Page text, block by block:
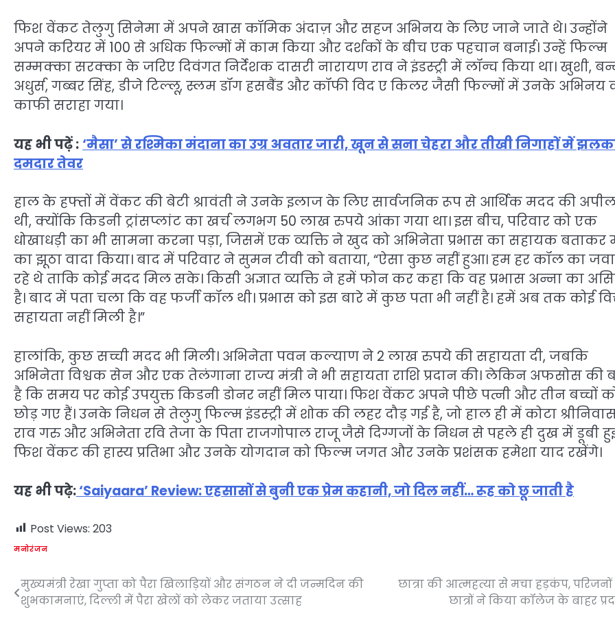
फिश वेंकट तेलुगु सिनेमा में अपने खास कॉमिक अंदाज़ और सहज अभिनय के लिए जाने जाते थे। उन्होंने
अपने करियर में 100 से अधिक फिल्मों में काम किया और दर्शकों के बीच एक पहचान बनाई। उन्हें फिल्म
सम्मक्का सरक्का के जरिए दिवंगत निर्देशक दासरी नारायण राव ने इंडस्ट्री में लॉन्च किया था। खुशी,
अधुर्स, गब्बर सिंह, डीजे टिल्लू, स्लम डॉग हसबैंड और कॉफी विद ए किलर जैसी फिल्मों में उनके अभिनय
काफी सराहा गया।
यह भी पढ़ें : ‘मैसा’ से रश्मिका मंदाना का उग्र अवतार जारी, खून से सना चेहरा और तीखी निगाहों में
दमदार तेवर
हाल के हफ्तों में वेंकट की बेटी श्रावंती ने उनके इलाज के लिए सार्वजनिक रूप से आर्थिक मदद की
थी, क्योंकि किडनी ट्रांसप्लांट का खर्च लगभग 50 लाख रुपये आंका गया था। इस बीच, परिवार को एक
धोखाधड़ी का भी सामना करना पड़ा, जिसमें एक व्यक्ति ने खुद को अभिनेता प्रभास का सहायक बताकर
का झूठा वादा किया। बाद में परिवार ने सुमन टीवी को बताया, “ऐसा कुछ नहीं हुआ। हम हर कॉल का
रहे थे ताकि कोई मदद मिल सके। किसी अज्ञात व्यक्ति ने हमें फोन कर कहा कि वह प्रभास अन्ना का
है। बाद में पता चला कि वह फर्जी कॉल थी। प्रभास को इस बारे में कुछ पता भी नहीं है। हमें अब तक कोई
सहायता नहीं मिली है।”
हालांकि, कुछ सच्ची मदद भी मिली। अभिनेता पवन कल्याण ने 2 लाख रुपये की सहायता दी, जबकि
अभिनेता विश्वक सेन और एक तेलंगाना राज्य मंत्री ने भी सहायता राशि प्रदान की। लेकिन अफसोस की
है कि समय पर कोई उपयुक्त किडनी डोनर नहीं मिल पाया। फिश वेंकट अपने पीछे पत्नी और तीन बच्चों
छोड़ गए हैं। उनके निधन से तेलुगु फिल्म इंडस्ट्री में शोक की लहर दौड़ गई है, जो हाल ही में कोटा
राव गरु और अभिनेता रवि तेजा के पिता राजगोपाल राजू जैसे दिग्गजों के निधन से पहले ही दुख में डूबी
फिश वेंकट की हास्य प्रतिभा और उनके योगदान को फिल्म जगत और उनके प्रशंसक हमेशा याद रखेंगे।
यह भी पढ़े:‘Saiyaara’ Review: एहसासों से बुनी एक प्रेम कहानी, जो दिल नहीं… रूह को छू जाती है
Post Views: 203
मनोरंजन
Post
navigation
मुख्यमंत्री रेखा गुप्ता को पैरा खिलाड़ियों और संगठन ने दी जन्मदिन की
शुभकामनाएं, दिल्ली में पैरा खेलों को लेकर जताया उत्साह
छात्रा की आत्महत्या से मचा हड़कंप,
छात्रों ने किया कॉलेज के बाहर